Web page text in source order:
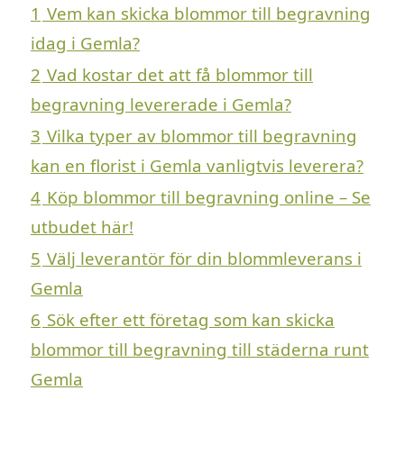
1 Vem kan skicka blommor till begravning
idag i Gemla?
2 Vad kostar det att få blommor till
begravning levererade i Gemla?
3 Vilka typer av blommor till begravning
kan en florist i Gemla vanligtvis leverera?
4 Köp blommor till begravning online – Se
utbudet här!
5 Välj leverantör för din blommleverans i
Gemla
6 Sök efter ett företag som kan skicka
blommor till begravning till städerna runt
Gemla